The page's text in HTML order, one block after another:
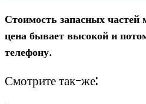
Сто­и­мость запас­ных
цена бывает высо­кой и
телефону.
Смотрите так-же: